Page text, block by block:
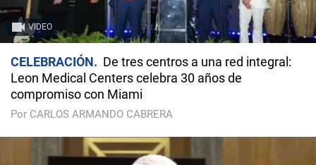
VIDEO
CELEBRACIÓN
De tres centros a una red integral:
Leon Medical Centers celebra 30 años de
compromiso con Miami
Por CARLOS ARMANDO CABRERA